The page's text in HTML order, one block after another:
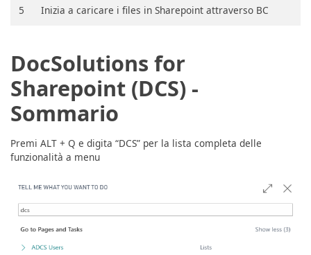
5 Inizia a caricare i files in Sharepoint attraverso BC
DocSolutions for
Sharepoint (DCS) -
Sommario
Premi ALT + Q e digita “DCS” per la lista completa delle
funzionalità a menu